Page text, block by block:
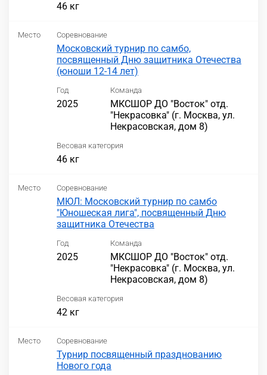
46 кг
Место Соревнование
Московский турнир по самбо,
посвященный Дню защитника Отечества
(юноши 12-14 лет)
Год
2025
Команда
МКСШОР ДО "Восток" отд.
"Некрасовка" (г. Москва, ул.
Некрасовская, дом 8)
Весовая категория
46 кг
Место Соревнование
МЮЛ: Московский турнир по самбо
"Юношеская лига", посвященный Дню
защитника Отечества
Год
2025
Команда
МКСШОР ДО "Восток" отд.
"Некрасовка" (г. Москва, ул.
Некрасовская, дом 8)
Весовая категория
42 кг
Место Соревнование
Турнир посвященный празднованию
Нового года